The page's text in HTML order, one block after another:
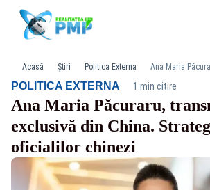
Acasă Știri Politica Externa
POLITICA EXTERNA· 1 min citire
Ana Maria Păcuraru,
exclusivă din China.
oficialilor chinezi